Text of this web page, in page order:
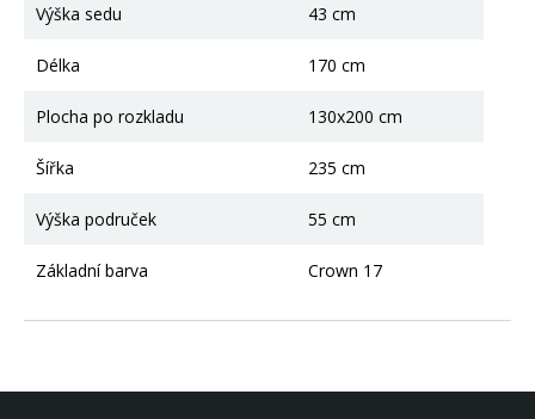
Výška sedu 43 cm
Délka 170 cm
Plocha po rozkladu 130x200 cm
Šířka 235 cm
Výška područek 55 cm
Základní barva Crown 17